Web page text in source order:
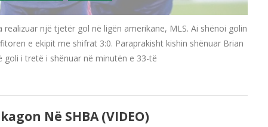
një tjetër gol në ligën amerikane, MLS. Ai shënoi golin
e ekipit me shifrat 3:0. Paraprakisht kishin shënuar Brian
goli i tretë i shënuar në minutën e 33-të
Në SHBA (VIDEO)